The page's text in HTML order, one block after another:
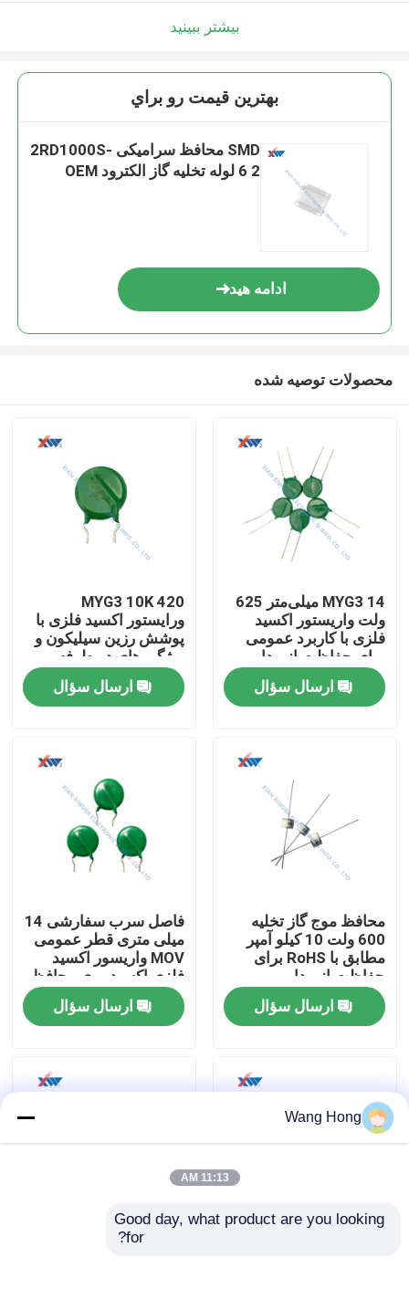
محصولات
نمایش VR
درباره ما
تور کارخانه
با ما تماس بگیرید
خازن سرامیکی ولتاژ بالا
بیشتر ببینید
بهترين قيمت رو براي
SMD محافظ سرامیکی 2RD1000S-
6 2 لوله تخلیه گاز الکترود OEM
ادامه هید
محصولات توصیه شده
MYG3 14 میلی‌متر 625
ولت واریستور اکسید
فلزی با کاربرد عمومی
برای حفاظت از مدار
ارسال سؤال
MYG3 10K 420
ورایستور اکسید فلزی با
پوشش رزین سیلیکون و
ویژگی های دو طرفه
متماثل V / I برای
حفاظت از افزایش
ارسال سؤال
محافظ موج گاز تخلیه
600 ولت 10 کیلو آمپر
مطابق با RoHS برای
حفاظت از مدار
ارسال سؤال
فاصل سرب سفارشی 14
میلی متری قطر عمومی
MOV واریسور اکسید
فلزی اکسید روی محافظ
ولتاژ
ارسال سؤال
Wang Hong
11:13 AM
Good day, what product are you looking
for?